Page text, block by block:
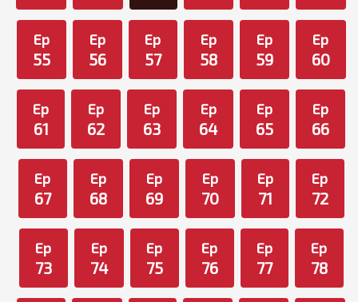
Ep
55
Ep
56
Ep
57
Ep
58
Ep
59
Ep
60
Ep
61
Ep
62
Ep
63
Ep
64
Ep
65
Ep
66
Ep
67
Ep
68
Ep
69
Ep
70
Ep
71
Ep
72
Ep
73
Ep
74
Ep
75
Ep
76
Ep
77
Ep
78